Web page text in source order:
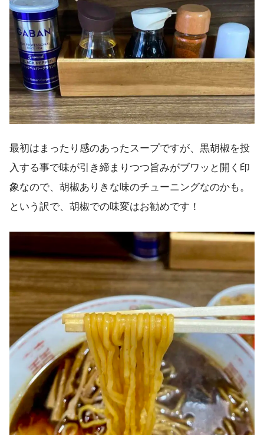
最初はまったり感のあったスープですが、黒胡椒を投
入する事で味が引き締まりつつ旨みがブワッと開く印
象なので、胡椒ありきな味のチューニングなのかも。
という訳で、胡椒での味変はお勧めです！